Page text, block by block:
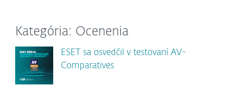
Kategória: Ocenenia
ESET sa osvedčil v testovaní AV-
Comparatives